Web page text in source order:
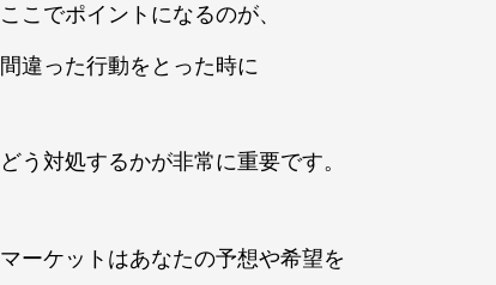
ここでポイントになるのが、
間違った行動をとった時に
どう対処するかが非常に重要です。
マーケットはあなたの予想や希望を